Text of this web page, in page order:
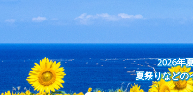
2026年
夏祭りなどの